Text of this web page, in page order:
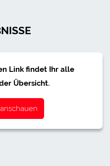
Link findet Ihr alle
Übersicht.